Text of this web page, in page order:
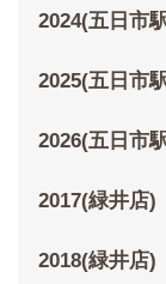
2024(五日市
2025(五日市
2026(五日市
2017(緑井店)
2018(緑井店)